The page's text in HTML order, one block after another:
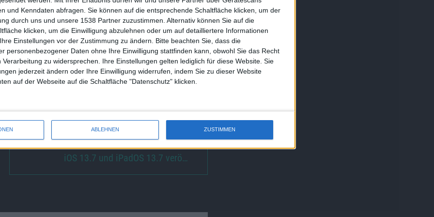
und Kenndaten abfragen. Sie können auf die entsprechende Schaltfläche klicken, um der
durch uns und unsere 1538 Partner zuzustimmen. Alternativ können Sie auf die
klicken, um die Einwilligung abzulehnen oder um auf detailliertere Informationen
Einstellungen vor der Zustimmung zu ändern.
Bitte beachten Sie, dass die
personenbezogener Daten ohne Ihre Einwilligung stattfinden kann, obwohl Sie das Recht
Verarbeitung zu widersprechen. Ihre Einstellungen gelten lediglich für diese Website. Sie
jederzeit ändern oder Ihre Einwilligung widerrufen, indem Sie zu dieser Website
auf der Webseite auf die Schaltfläche "Datenschutz" klicken.
ABLEHNEN ZUSTIMMEN
0,9 Prozent).
mit 2,5 Millionen verkaufter Wearables. Doch an dieser
lediglich Fitnesstracker anbietet, wohingegen die
der Kategorie Wearables anbieten.
Die nennt IDCneuerdings „Hearables“. Sie machten
aus. Dieser umfasste insgesamt 86,2 Millionen
iOS 13.7 und iPadOS 13.7 verö…